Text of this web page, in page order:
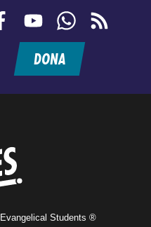
FacebookYouTubeWhatsApp
feed
DONA
Students ®